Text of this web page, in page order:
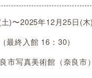
)〜2025年12月25日(木)
最終入館 16：30）
市写真美術館（奈良市）